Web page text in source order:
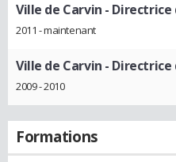
Ville de Carvin - Directrice
2011 - maintenant
Ville de Carvin - Directrice
2009 - 2010
Formations